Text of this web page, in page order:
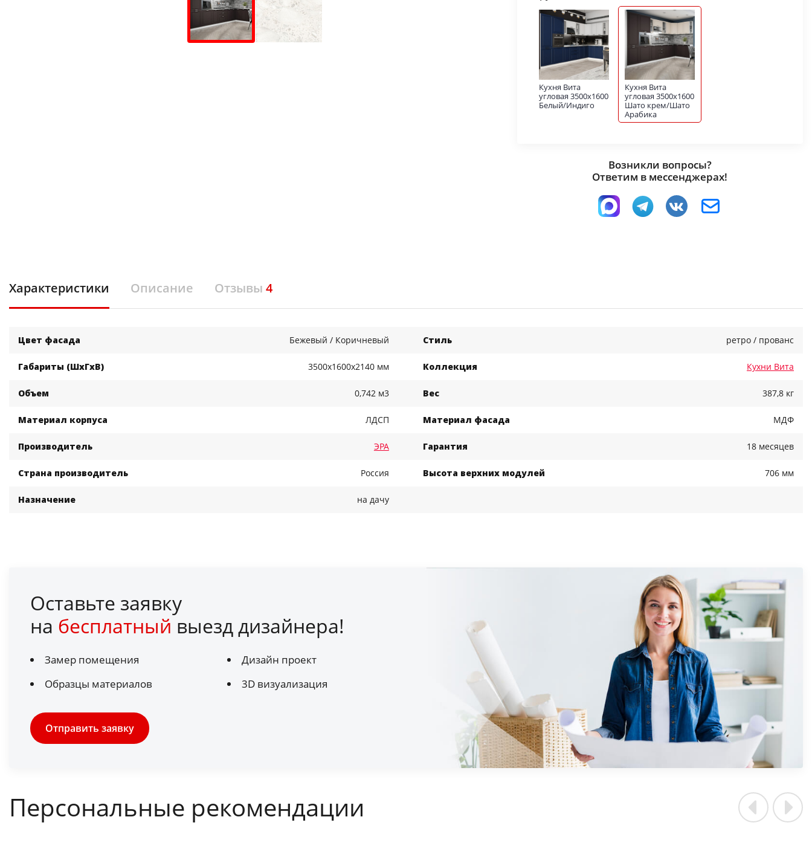
Кухня Вита
угловая 3500х1600
Белый/Индиго
Кухня Вита
угловая 3500х1600
Шато крем/Шато
Арабика
Возникли вопросы?
Ответим в мессенджерах!
Характеристики Описание Отзывы 4
Цвет фасада Бежевый / Коричневый Стиль ретро / прованс
Габариты (ШхГхВ) 3500x1600x2140 мм Коллекция Кухни Вита
Объем 0,742 м3 Вес 387,8 кг
Материал корпуса ЛДСП Материал фасада МДФ
Производитель ЭРА Гарантия 18 месяцев
Страна производитель Россия Высота верхних модулей 706 мм
Назначение на дачу
Оставьте заявку
на бесплатный выезд дизайнера!
Замер помещения
Дизайн проект
Образцы материалов
3D визуализация
Отправить заявку
Персональные рекомендации